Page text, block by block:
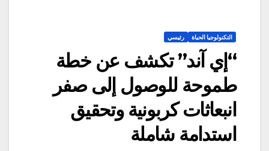
التكنولوجيا الحياة رئيسي
“إي آند” تكشف عن خطة
طموحة للوصول إلى صفر
انبعاثات كربونية وتحقيق
استدامة شاملة